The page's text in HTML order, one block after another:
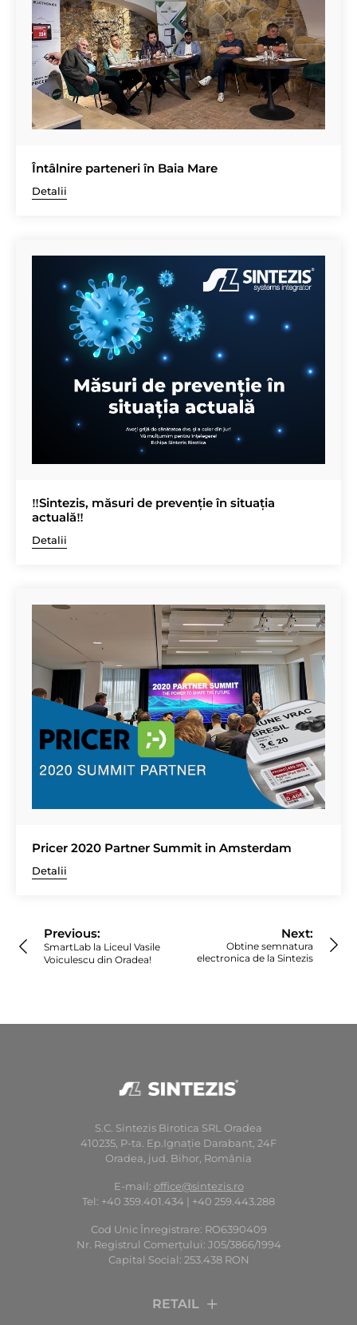
Întâlnire parteneri în Baia Mare
Detalii
‼️Sintezis, măsuri de prevenție în situația
actuală‼️
Detalii
Pricer 2020 Partner Summit in Amsterdam
Detalii
articole
Previous:
SmartLab la Liceul Vasile
Voiculescu din Oradea!
Next:
Obtine semnatura
electronica de la Sintezis
S.C. Sintezis Birotica SRL Oradea
410235, P-ta. Ep.Ignaţie Darabant, 24F
Oradea, jud. Bihor, România
E-mail: office@sintezis.ro
Tel: +40 359.401.434 | +40 259.443.288
Cod Unic Înregistrare: RO6390409
Nr. Registrul Comerţului: J05/3866/1994
Capital Social: 253.438 RON
RETAIL